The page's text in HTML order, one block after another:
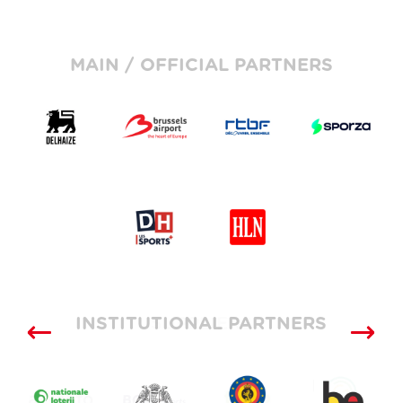
MAIN / OFFICIAL PARTNERS
SUPPLIERS
INSTITUTIONAL PARTNERS